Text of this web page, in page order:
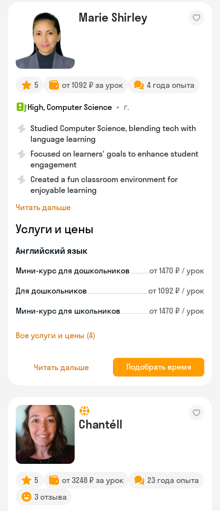
Marie Shirley
5 от 1092 ₽ за урок 4 года опыта
High, Computer Science • г.
Studied Computer Science, blending tech with
language learning
Focused on learners' goals to enhance student
engagement
Created a fun classroom environment for
enjoyable learning
Читать дальше
Услуги и цены
Английский язык
Мини-курс для дошкольников от 1470 ₽ / урок
Для дошкольников от 1092 ₽ / урок
Мини-курс для школьников от 1470 ₽ / урок
Все услуги и цены (4)
Читать дальше Подобрать время
Chantéll
5 от 3248 ₽ за урок
23 года опыта
3 отзыва